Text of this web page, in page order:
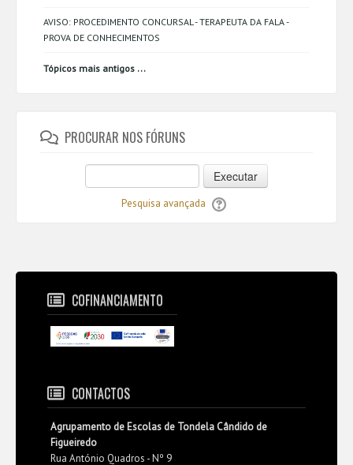
AVISO: PROCEDIMENTO CONCURSAL - TERAPEUTA DA FALA -
PROVA DE CONHECIMENTOS
Tópicos mais antigos ...
PROCURAR NOS FÓRUNS
Executar
Pesquisa avançada
COFINANCIAMENTO
CONTACTOS
Agrupamento de Escolas de Tondela Cândido de
Figueiredo
Rua António Quadros - Nº 9